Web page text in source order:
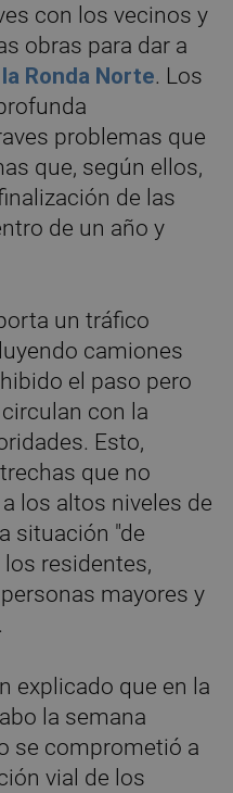
con los vecinos y
obras para dar a
Ronda Norte. Los
problemas que
que, según ellos,
de las
de un año y
un tráfico
camiones
el paso pero
con la
Esto,
que no
los altos niveles de
situación "de
residentes,
mayores y
explicado que en la
la semana
se comprometió a
vial de los